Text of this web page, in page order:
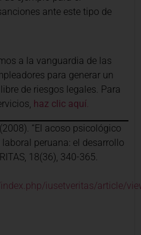
ante este tipo de
a la vanguardia de las
para generar un
de riesgos legales. Para
haz clic aquí.
“El acoso psicológico
peruana: el desarrollo
18(36), 340-365.
iusetveritas/article/